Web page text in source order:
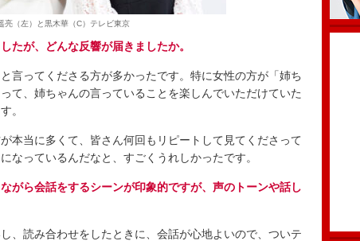
亮（左）と黒木華（C）テレビ東京
たが、どんな反響が届きましたか。
ってくださる方が多かったです。特に女性の方が「姉ち
て、姉ちゃんの言っていることを楽しんでいただけていた
。
当に多くて、皆さん何回もリピートして見てくださって
なっているんだなと、すごくうれしかったです。
がら会話をするシーンが印象的ですが、声のトーンや話し
読み合わせをしたときに、会話が心地よいので、ついテ